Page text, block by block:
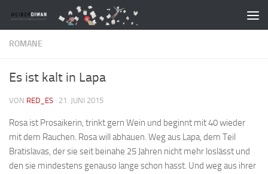
Zum Inhalt springen
ROMANE
Es ist kalt in Lapa
VON RED_ES · 21. JUNI 2015
Rosa ist Prosaikerin, trinkt gern Wein und beginnt mit 40 wieder
mit dem Rauchen. Rosa will abhauen. Weg aus Lapa, dem Teil
Bratislavas, der sie seit beinahe 25 Jahren nicht mehr loslässt und
den sie mindestens genauso lange schon hasst. Und weg aus ihrer